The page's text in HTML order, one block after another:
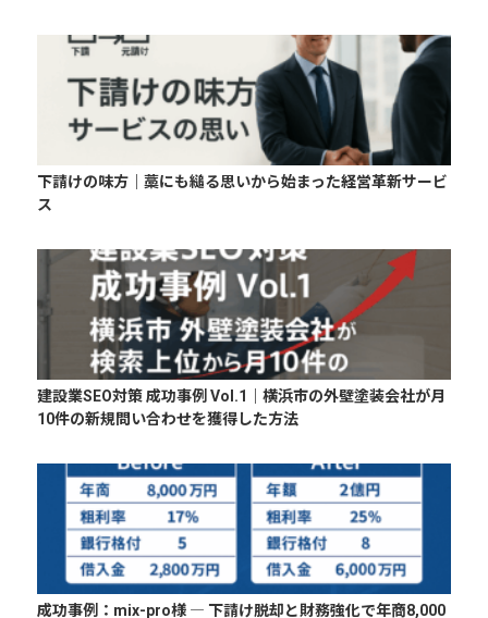
下請けの味方｜藁にも縋る思いから始まった経営革新サービ
ス
建設業SEO対策 成功事例 Vol.1｜横浜市の外壁塗装会社が月
10件の新規問い合わせを獲得した方法
成功事例：mix-pro様 ― 下請け脱却と財務強化で年商8,000